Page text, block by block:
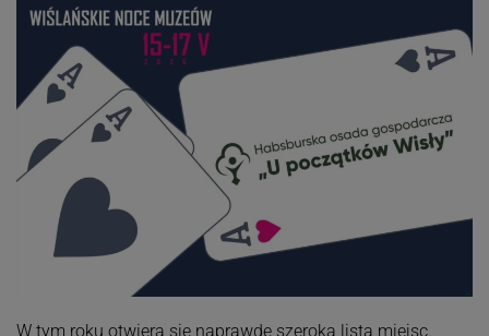
W tym roku otwiera się naprawdę szeroka lista miejsc.